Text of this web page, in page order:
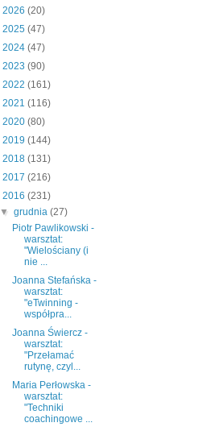
2026 (20)
2025 (47)
2024 (47)
2023 (90)
2022 (161)
2021 (116)
2020 (80)
2019 (144)
2018 (131)
2017 (216)
2016 (231)
▼grudnia(27)
Piotr Pawlikowski -
warsztat:
"Wielościany (i
nie ...
Joanna Stefańska -
warsztat:
"eTwinning -
współpra...
Joanna Świercz -
warsztat:
"Przełamać
rutynę, czyl...
Maria Perłowska -
warsztat:
"Techniki
coachingowe ...